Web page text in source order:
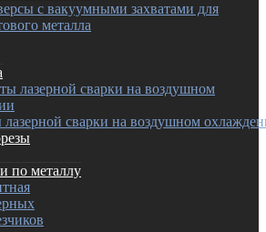
с вакуумными захватами для
металла
сварки на воздушном
по металлу